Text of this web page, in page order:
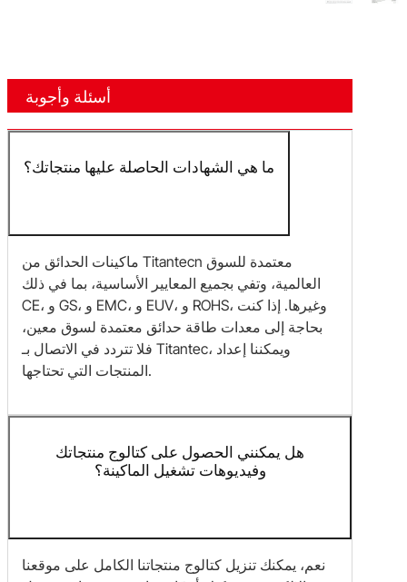
أسئلة وأجوبة
ما هي الشهادات الحاصلة عليها منتجاتك؟
ماكينات الحدائق من Titantecn معتمدة للسوق
العالمية، وتفي بجميع المعايير الأساسية، بما في ذلك
CE، و GS، و EMC، و EUV، و ROHS، وغيرها. إذا كنت
بحاجة إلى معدات طاقة حدائق معتمدة لسوق معين،
فلا تتردد في الاتصال بـ Titantec، ويمكننا إعداد
المنتجات التي تحتاجها.
هل يمكنني الحصول على كتالوج منتجاتك
وفيديوهات تشغيل الماكينة؟
نعم، يمكنك تنزيل كتالوج منتجاتنا الكامل على موقعنا